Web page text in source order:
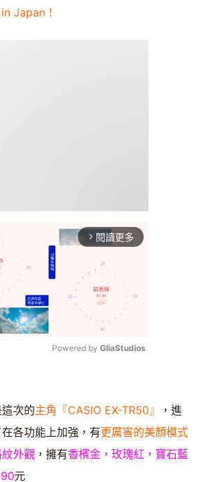
Japan！
arrow_forward_ios 閱讀更多
Powered by GliaStudios
次的主角『CASIO EX-TR50』
，進
各功能上加強，有更厲害的美顏模式
外觀 ，擁有香檳金，玫瑰紅，寶石藍
元